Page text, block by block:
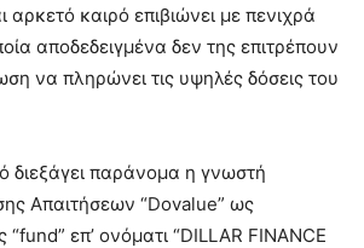
καιρό επιβιώνει με πενιχρά
αποδεδειγμένα δεν της επιτρέπουν
να πληρώνει τις υψηλές δόσεις του
διεξάγει παράνομα η γνωστή
Απαιτήσεων “Dovalue” ως
“fund” επ’ ονόματι “DILLAR FINANCE